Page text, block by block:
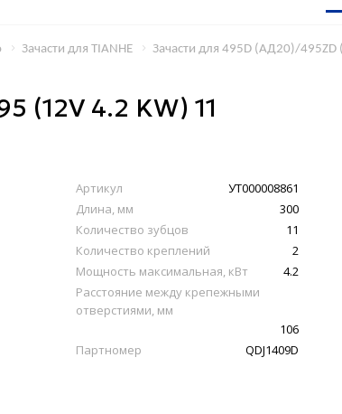
Зачасти для TIANHE
Зачасти для 495D (АД20)/
(12V 4.2 KW) 11
Артикул
УТ000008861
Длина, мм
300
Количество зубцов
11
Количество креплений
2
Мощность максимальная, кВт
4.2
Расстояние между крепежными
отверстиями, мм
106
Партномер
QDJ1409D